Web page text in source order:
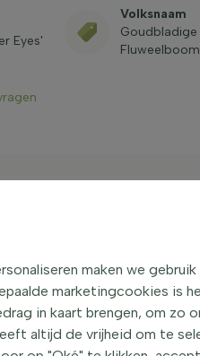
Eyes'
Volksnaam
Goudbladige
Fluweelboom
opvallende
van ongeveer
maken we gebruik
marketingcookies is
in kaart brengen, om zo
altijd de vrijheid om te